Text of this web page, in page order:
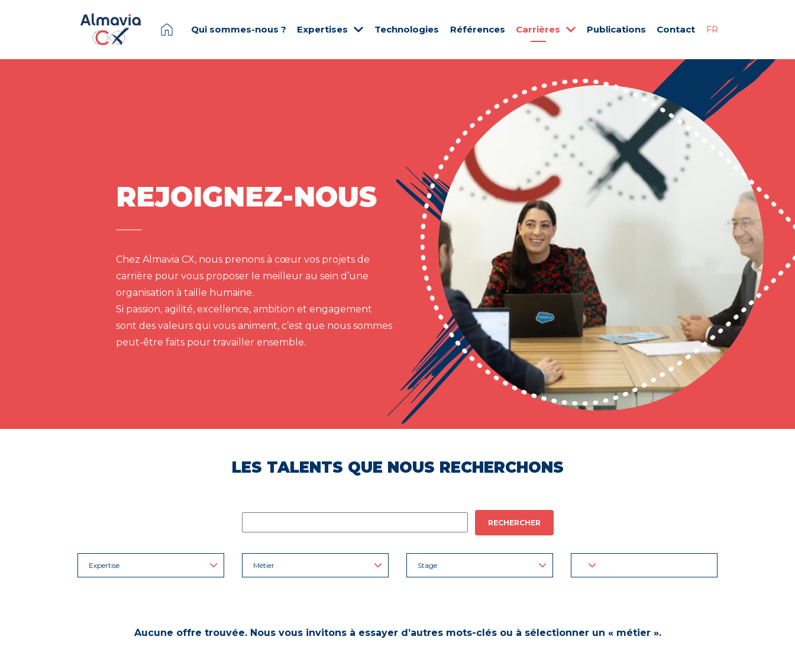
Qui sommes-nous ? Expertises Technologies Références Carrières Publications Contact FR
REJOIGNEZ-NOUS
Chez Almavia CX, nous prenons à cœur vos projets de
carrière pour vous proposer le meilleur au sein d’une
organisation à taille humaine.
Si passion, agilité, excellence, ambition et engagement
sont des valeurs qui vous animent, c’est que nous sommes
peut-être faits pour travailler ensemble.
LES TALENTS QUE NOUS RECHERCHONS
RECHERCHER
Expertise Métier Stage
Aucune offre trouvée. Nous vous invitons à essayer d’autres mots-clés ou à sélectionner un « métier ».